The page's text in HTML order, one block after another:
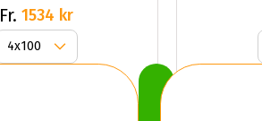
Black
Fr. 1534 kr